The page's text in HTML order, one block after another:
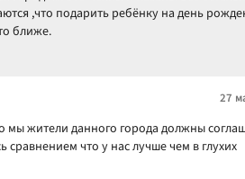
,что подарить ребёнку на день
ближе.
27
мы жители данного города должны
сравнением что у нас лучше чем в глухих